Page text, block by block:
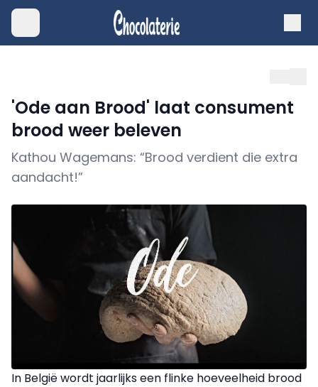
'Ode aan Brood' laat consument
brood weer beleven
Kathou Wagemans: “Brood verdient die extra
aandacht!”
In België wordt jaarlijks een flinke hoeveelheid brood